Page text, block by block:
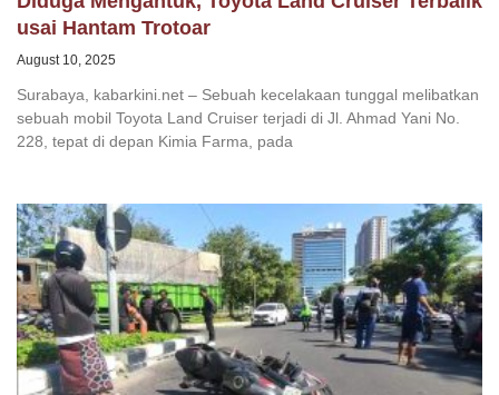
usai Hantam Trotoar
August 10, 2025
Surabaya, kabarkini.net – Sebuah kecelakaan tunggal melibatkan
sebuah mobil Toyota Land Cruiser terjadi di Jl. Ahmad Yani No.
228, tepat di depan Kimia Farma, pada